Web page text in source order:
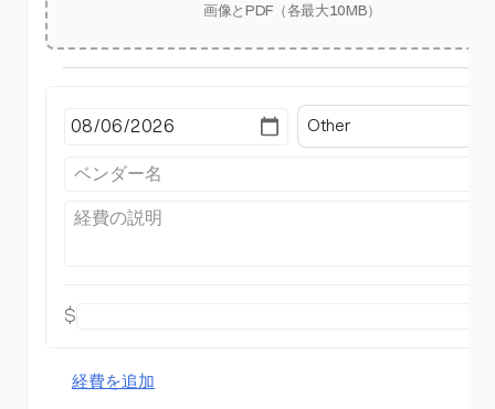
画像とPDF（各最大10MB）
Other
$
経費を追加